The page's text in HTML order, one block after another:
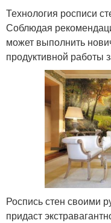
Технология росписи
Соблюдая
может выполнить
продуктивной работы
Роспись стен своими
придаст